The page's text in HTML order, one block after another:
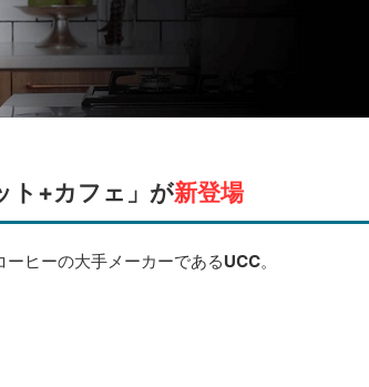
ト+カフェ」が新登場
ーヒーの大手メーカーであるUCC。